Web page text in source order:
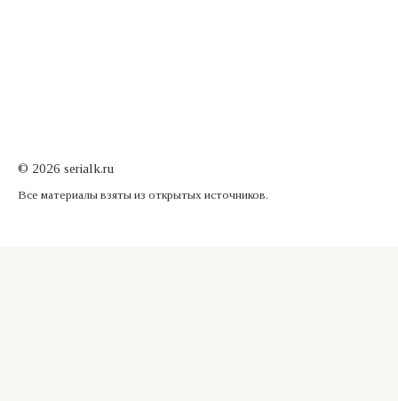
© 2026 serialk.ru
Все материалы взяты из открытых источников.